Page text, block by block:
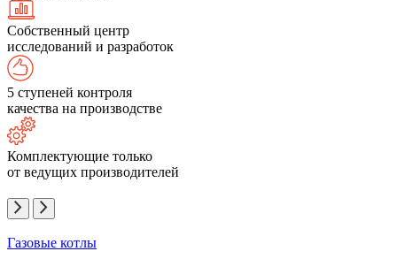
Собственный центр
исследований и разработок
5 ступеней контроля
качества на производстве
Комплектующие только
от ведущих производителей
Газовые котлы